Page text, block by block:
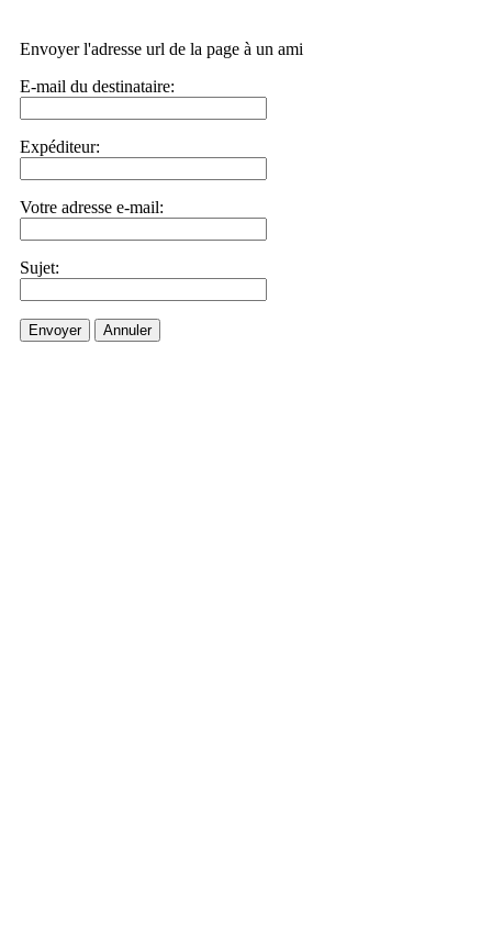
Envoyer l'adresse url de la page à un ami
E-mail du destinataire:
Expéditeur:
Votre adresse e-mail:
Sujet:
Envoyer Annuler